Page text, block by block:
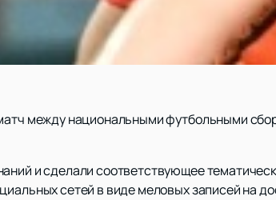
между национальными футбольными
и сделали соответствующее
сетей в виде меловых записей на